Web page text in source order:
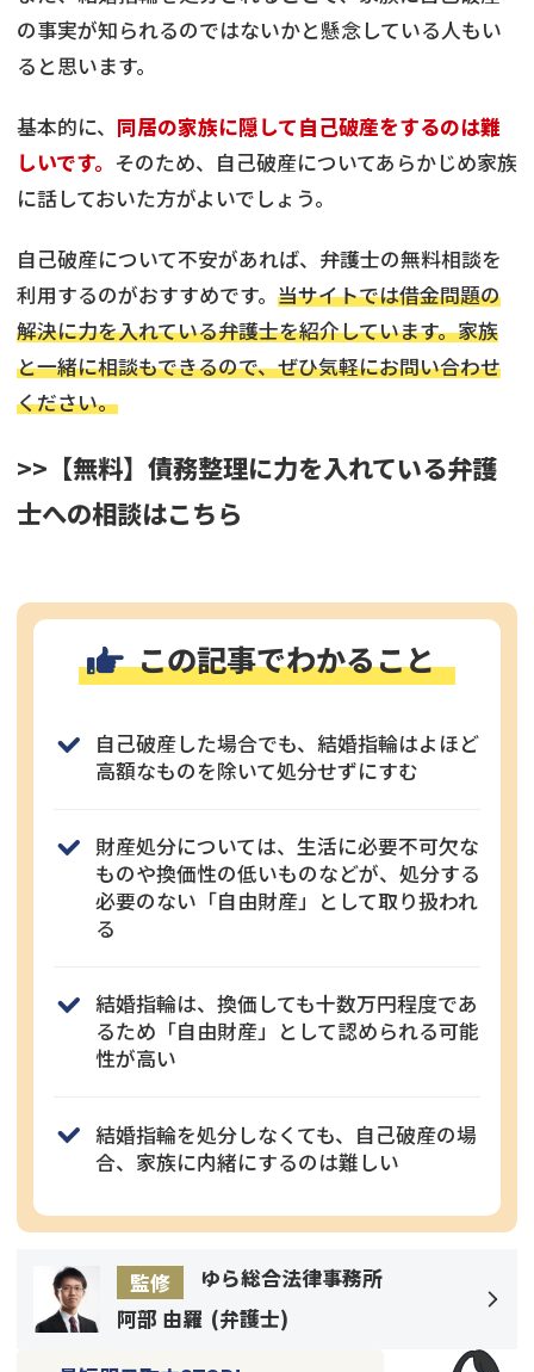
の事実が知られるのではないかと懸念している人もい
ると思います。
基本的に、 同居の家族に隠して自己破産をするのは難
しいです。 そのため、自己破産についてあらかじめ家族
に話しておいた方がよいでしょう。
自己破産について不安があれば、弁護士の無料相談を
利用するのがおすすめです。 当サイトでは借金問題の
解決に力を入れている弁護士を紹介しています。家族
と一緒に相談もできるので、ぜひ気軽にお問い合わせ
ください。
>>【無料】債務整理に力を入れている弁護
士への相談はこちら
この記事でわかること
自己破産した場合でも、結婚指輪はよほど
高額なものを除いて処分せずにすむ
財産処分については、生活に必要不可欠な
ものや換価性の低いものなどが、処分する
必要のない「自由財産」として取り扱われ
る
結婚指輪は、換価しても十数万円程度であ
るため「自由財産」として認められる可能
性が高い
結婚指輪を処分しなくても、自己破産の場
合、家族に内緒にするのは難しい
監修
ゆら総合法律事務所
阿部 由羅 (弁護士)